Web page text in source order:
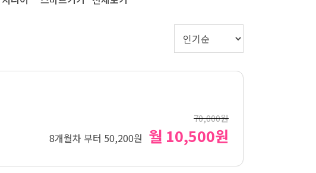
70,000원
8개월차 부터 50,200원 월 10,500원